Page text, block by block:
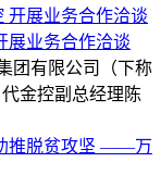
展业务合作洽谈
团有限公司（下称
金控副总经理陈